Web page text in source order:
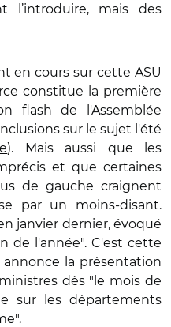
l’introduire, mais des
en cours sur cette ASU
constitue la première
flash de l'Assemblée
sur le sujet l'été
). Mais aussi que les
et que certaines
de gauche craignent
par un moins-disant.
janvier dernier, évoqué
de l'année". C'est cette
la présentation
dès "le mois de
sur les départements